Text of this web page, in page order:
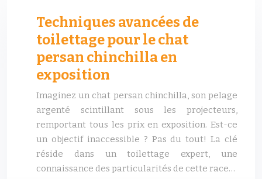
Techniques avancées de
toilettage pour le chat
persan chinchilla en
exposition
Imaginez un chat persan chinchilla, son pelage
argenté scintillant sous les projecteurs,
remportant tous les prix en exposition. Est-ce
un objectif inaccessible ? Pas du tout! La clé
réside dans un toilettage expert, une
connaissance des particularités de cette race…